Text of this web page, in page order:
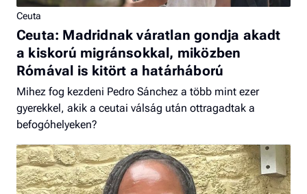
Ceuta
Ceuta: Madridnak váratlan gondja akadt
a kiskorú migránsokkal, miközben
Rómával is kitört a határháború
Mihez fog kezdeni Pedro Sánchez a több mint ezer
gyerekkel, akik a ceutai válság után ottragadtak a
befogóhelyeken?